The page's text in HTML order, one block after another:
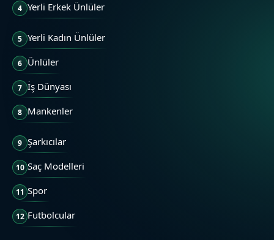
4 Yerli Erkek Ünlüler
5 Yerli Kadın Ünlüler
6 Ünlüler
7 İş Dünyası
8 Mankenler
9 Şarkıcılar
10 Saç Modelleri
11 Spor
12 Futbolcular